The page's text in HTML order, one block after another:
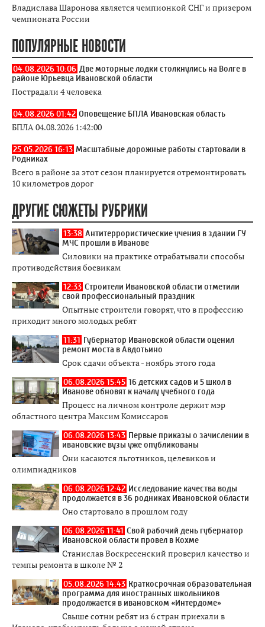
Владислава Шаронова является чемпионкой СНГ и призером
чемпионата России
ПОПУЛЯРНЫЕ НОВОСТИ
04.08.2026 10:06 Две моторные лодки столкнулись на Волге в
районе Юрьевца Ивановской области
Пострадали 4 человека
04.08.2026 01:42 Оповещение БПЛА Ивановская область
БПЛА 04.08.2026 1:42:00
25.05.2026 16:13 Масштабные дорожные работы стартовали в
Родниках
Всего в районе за этот сезон планируется отремонтировать
10 километров дорог
ДРУГИЕ СЮЖЕТЫ РУБРИКИ
13:38 Антитеррористические учения в здании ГУ
МЧС прошли в Иванове
Силовики на практике отрабатывали способы
противодействия боевикам
12:33 Строители Ивановской области отметили
свой профессиональный праздник
Опытные строители говорят, что в профессию
приходит много молодых ребят
11:31 Губернатор Ивановской области оценил
ремонт моста в Авдотьино
Срок сдачи объекта - ноябрь этого года
06.08.2026 15:45 16 детских садов и 5 школ в
Иванове обновят к началу учебного года
Процесс на личном контроле держит мэр
областного центра Максим Комиссаров
06.08.2026 13:43 Первые приказы о зачислении в
ивановские вузы уже опубликованы
Они касаются льготников, целевиков и
олимпиадников
06.08.2026 12:42 Исследование качества воды
продолжается в 36 родниках Ивановской области
Оно стартовало в прошлом году
06.08.2026 11:41 Свой рабочий день губернатор
Ивановской области провел в Кохме
Станислав Воскресенский проверил качество и
темпы ремонта в школе № 2
05.08.2026 14:43 Краткосрочная образовательная
программа для иностранных школьников
продолжается в ивановском «Интердоме»
Свыше сотни ребят из 6 стран приехали в